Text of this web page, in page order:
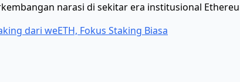
narasi di sekitar era institusional
dari weETH, Fokus Staking Biasa